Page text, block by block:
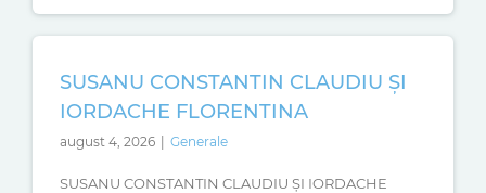
SUSANU CONSTANTIN CLAUDIU ȘI
IORDACHE FLORENTINA
august 4, 2026 | Generale
SUSANU CONSTANTIN CLAUDIU ȘI IORDACHE